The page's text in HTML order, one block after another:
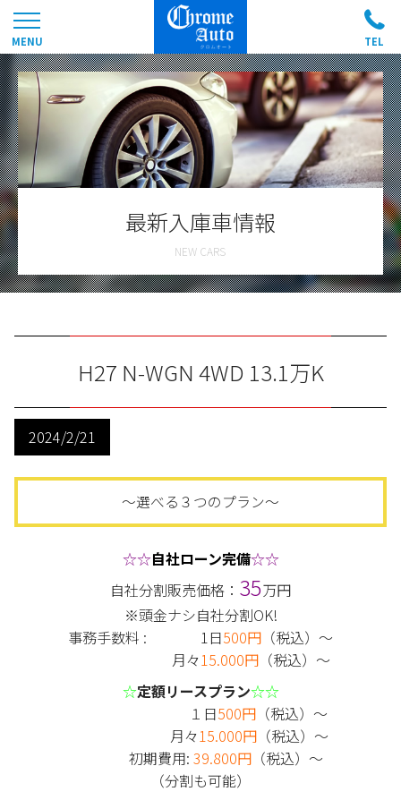
最新入庫車情報
H27 N-WGN 4WD 13.1万K
2024/2/21
～選べる３つのプラン～
☆☆自社ローン完備☆☆
自社分割販売価格： 35万円
※頭金ナシ自社分割OK!
事務手数料 : 1日500円 （税込）～
月々15.000円（税込）～
☆定額リースプラン☆☆
１日500円（税込）～
月々15.000円（税込）～
初期費用: 39.800円（税込）～
（分割も可能）